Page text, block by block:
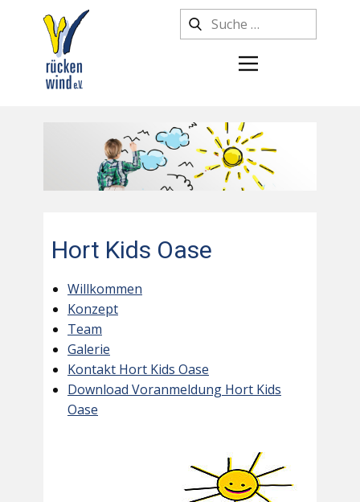
Hort Kids Oase
Willkommen
Konzept
Team
Galerie
Kontakt Hort Kids Oase
Download Voranmeldung Hort Kids
Oase